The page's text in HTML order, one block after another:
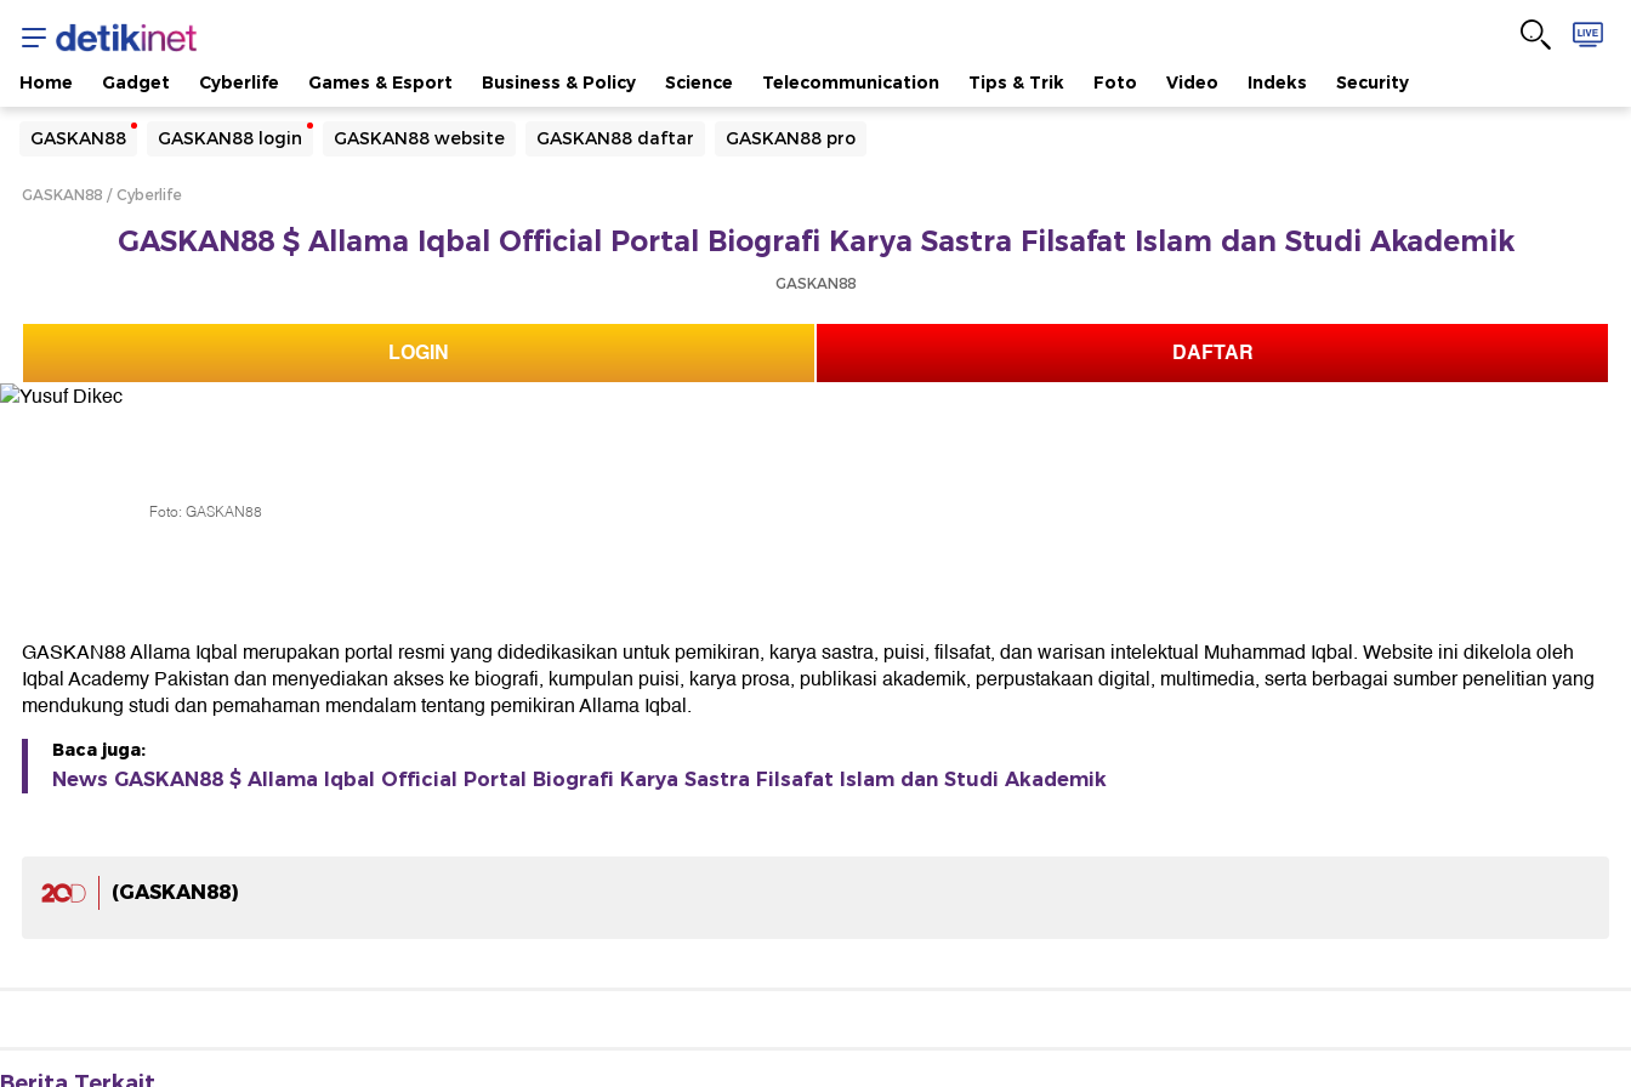
Home Gadget Cyberlife Games & Esport Business & Policy Science Telecommunication Tips & Trik Foto Video Indeks Security
GASKAN88 GASKAN88 login GASKAN88 website GASKAN88 daftar GASKAN88 pro
Yang sedang ramai dicari
Loading...
GASKAN88 Cyberlife
GASKAN88 $ Allama Iqbal Official Portal Biografi Karya Sastra Filsafat Islam dan Studi Akademik
GASKAN88
LOGIN DAFTAR
Foto: GASKAN88
GASKAN88 Allama Iqbal merupakan portal resmi yang didedikasikan untuk pemikiran, karya sastra, puisi, filsafat, dan warisan intelektual Muhammad Iqbal. Website ini dikelola oleh
Iqbal Academy Pakistan dan menyediakan akses ke biografi, kumpulan puisi, karya prosa, publikasi akademik, perpustakaan digital, multimedia, serta berbagai sumber penelitian yang
mendukung studi dan pemahaman mendalam tentang pemikiran Allama Iqbal.
Baca juga:
News GASKAN88 $ Allama Iqbal Official Portal Biografi Karya Sastra Filsafat Islam dan Studi Akademik
(GASKAN88)